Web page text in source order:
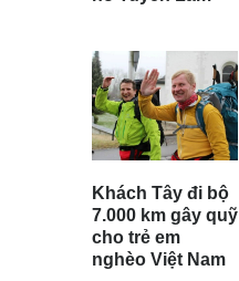
Khách Tây đi bộ
7.000 km gây quỹ
cho trẻ em
nghèo Việt Nam